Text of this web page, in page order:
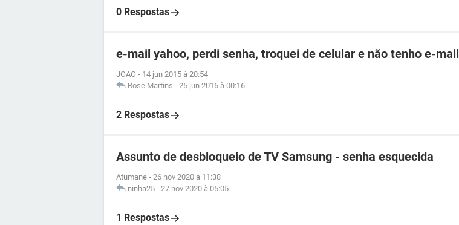
0 Respostas
e-mail yahoo, perdi senha, troquei de celular e não tenho e-mail
JOAO - 14 jun 2015 à 20:54
Rose Martins - 25 jun 2016 à 00:16
2 Respostas
Assunto de desbloqueio de TV Samsung - senha esquecida
Atumane - 26 nov 2020 à 11:38
ninha25 - 27 nov 2020 à 05:05
1 Respostas